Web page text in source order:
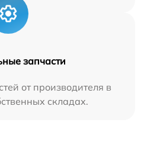
запчасти
от производителя в
складах.